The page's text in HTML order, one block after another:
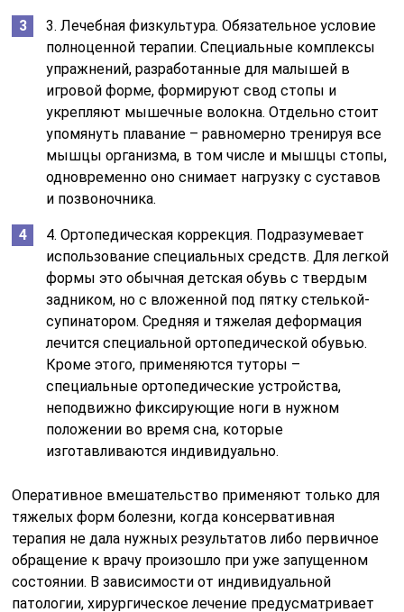
3. Лечебная физкультура. Обязательное условие
полноценной терапии. Специальные комплексы
упражнений, разработанные для малышей в
игровой форме, формируют свод стопы и
укрепляют мышечные волокна. Отдельно стоит
упомянуть плавание – равномерно тренируя все
мышцы организма, в том числе и мышцы стопы,
одновременно оно снимает нагрузку с суставов
и позвоночника.
4. Ортопедическая коррекция. Подразумевает
использование специальных средств. Для легкой
формы это обычная детская обувь с твердым
задником, но с вложенной под пятку стелькой-
супинатором. Средняя и тяжелая деформация
лечится специальной ортопедической обувью.
Кроме этого, применяются туторы –
специальные ортопедические устройства,
неподвижно фиксирующие ноги в нужном
положении во время сна, которые
изготавливаются индивидуально.
Оперативное вмешательство применяют только для
тяжелых форм болезни, когда консервативная
терапия не дала нужных результатов либо первичное
обращение к врачу произошло при уже запущенном
состоянии. В зависимости от индивидуальной
патологии, хирургическое лечение предусматривает